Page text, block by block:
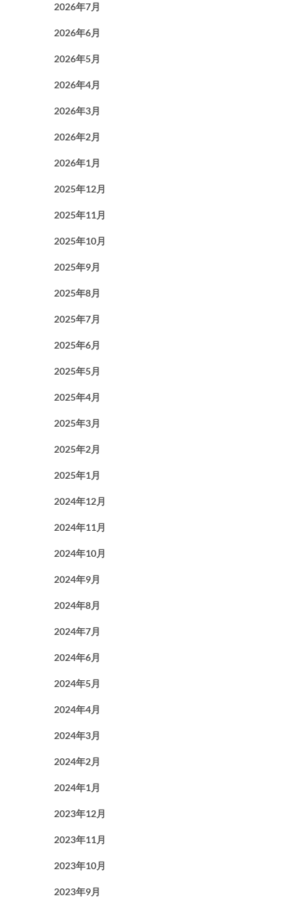
2026年7月
2026年6月
2026年5月
2026年4月
2026年3月
2026年2月
2026年1月
2025年12月
2025年11月
2025年10月
2025年9月
2025年8月
2025年7月
2025年6月
2025年5月
2025年4月
2025年3月
2025年2月
2025年1月
2024年12月
2024年11月
2024年10月
2024年9月
2024年8月
2024年7月
2024年6月
2024年5月
2024年4月
2024年3月
2024年2月
2024年1月
2023年12月
2023年11月
2023年10月
2023年9月